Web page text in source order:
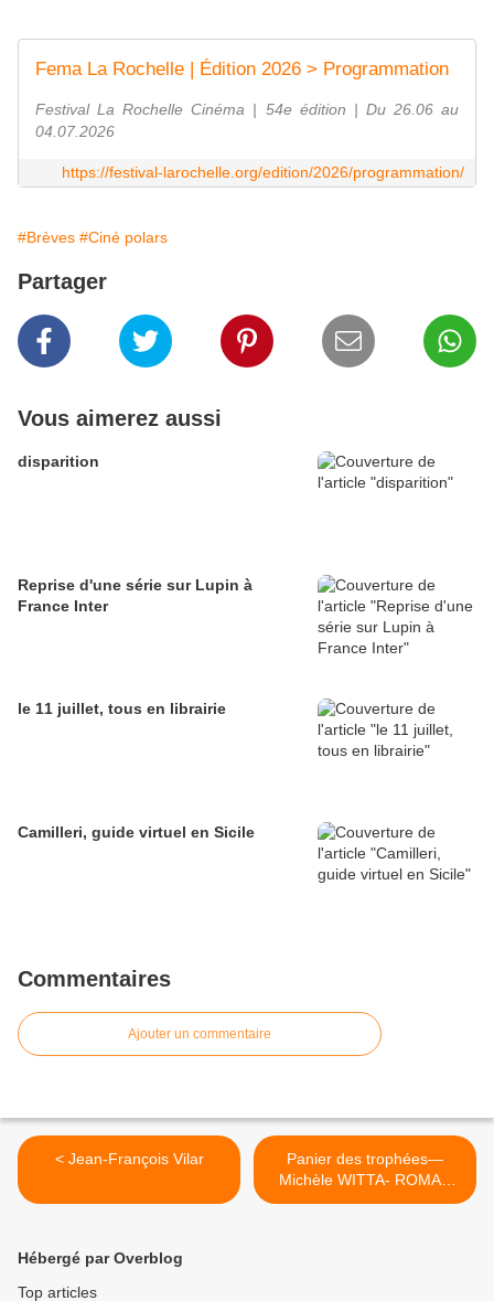
Fema La Rochelle | Édition 2026 > Programmation
Festival La Rochelle Cinéma | 54e édition | Du 26.06 au
04.07.2026
https://festival-larochelle.org/edition/2026/programmation/
#Brèves #Ciné polars
Partager
Vous aimerez aussi
disparition
Reprise d'une série sur Lupin à
France Inter
le 11 juillet, tous en librairie
Camilleri, guide virtuel en Sicile
Commentaires
Ajouter un commentaire
< Jean-François Vilar
Panier des trophées—
Michèle WITTA- ROMAN
ETRANGER >
Hébergé par Overblog
Top articles